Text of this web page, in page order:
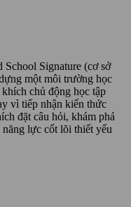
Signature (cơ sở
một môi trường học
chủ động học tập
vì tiếp nhận kiến thức
đặt câu hỏi, khám phá
lực cốt lõi thiết yếu